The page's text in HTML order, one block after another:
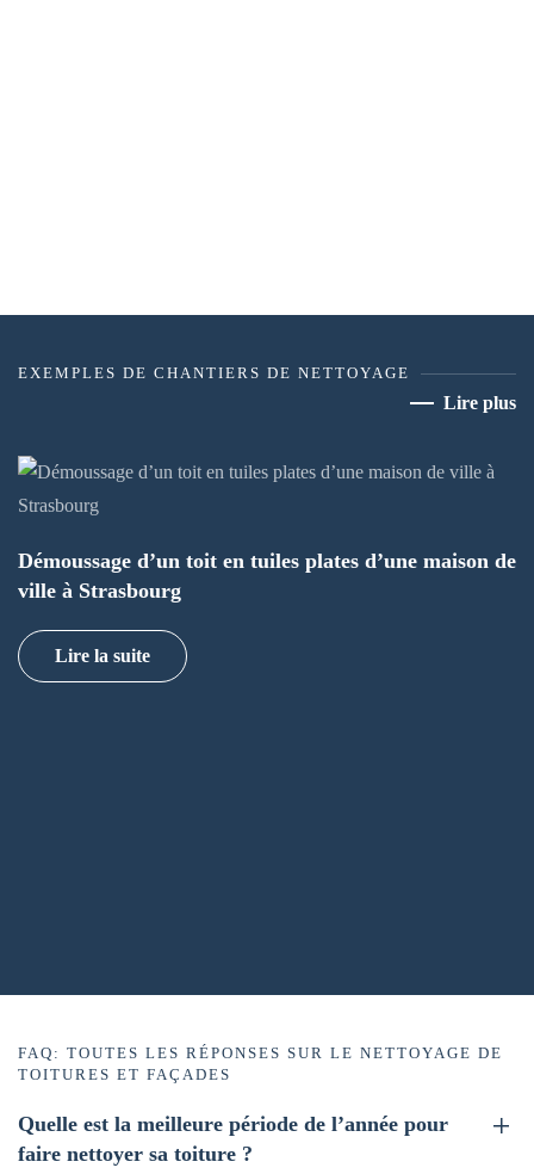
EXEMPLES DE CHANTIERS DE NETTOYAGE
Lire plus
Démoussage d’un toit en tuiles plates d’une maison de
ville à Strasbourg
Lire la suite
FAQ: TOUTES LES RÉPONSES SUR LE NETTOYAGE DE
TOITURES ET FAÇADES
Quelle est la meilleure période de l’année pour
faire nettoyer sa toiture ?